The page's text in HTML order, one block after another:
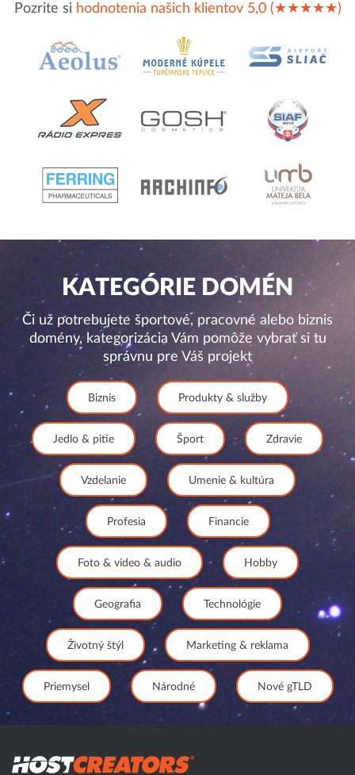
Pozrite si hodnotenia našich klientov 5,0 (★★★★★)
KATEGÓRIE DOMÉN
Či už potrebujete športové, pracovné alebo biznis
domény, kategorizácia Vám pomôže vybrať si tu
správnu pre Váš projekt
Biznis Produkty & služby
Jedlo & pitie Šport Zdravie
Vzdelanie Umenie & kultúra
Profesia Financie
Foto & video & audio Hobby
Geografia Technológie
Životný štýl Marketing & reklama
Priemysel Národné Nové gTLD